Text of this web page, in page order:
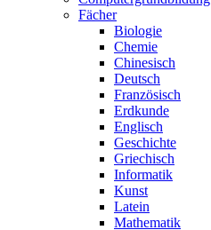
Fächer
Biologie
Chemie
Chinesisch
Deutsch
Französisch
Erdkunde
Englisch
Geschichte
Griechisch
Informatik
Kunst
Latein
Mathematik